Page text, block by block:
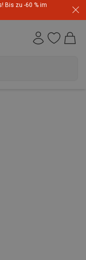
Bis zu -60 % im